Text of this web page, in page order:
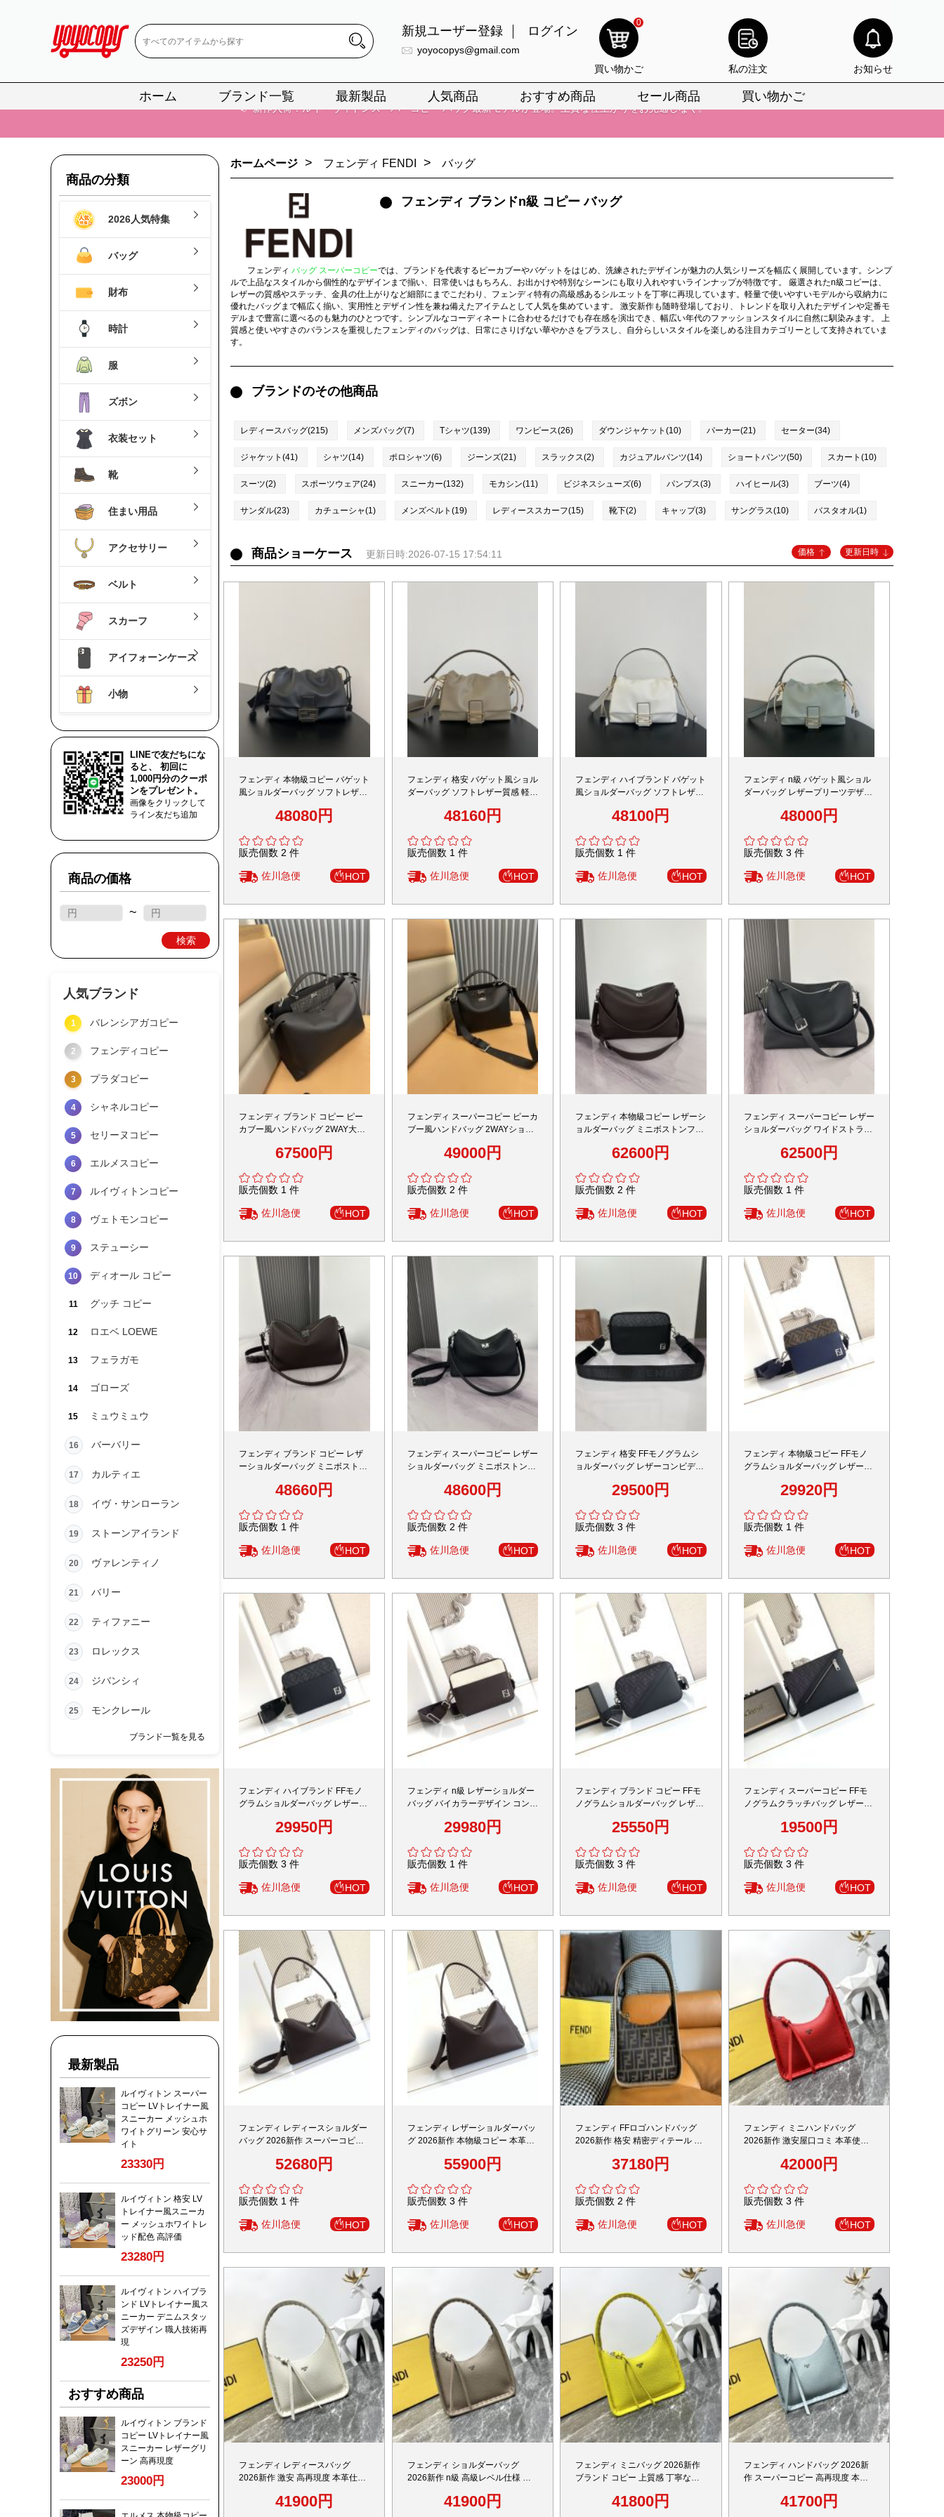
新規ユーザー登録 ログイン
yoyocopys@gmail.com
0
買い物かご 私の注文 お知らせ
ホーム ブランド一覧 最新製品 人気商品 おすすめ商品 セール商品 買い物かご
📢 新作入荷！ルイ・ヴィトンスーパーコピー バッグ最新モデルが登場。上質な仕上がりをお見逃しなく。
当店は正真正銘のn級スーパーコピーのみ取扱い。最高品質の再現度を安心してお選びいただけます。
📢 2026春の新作続々更新中！期間中のご注文でお得な割引をご利用いただけます。
📢 新作入荷！ルイ・ヴィトンスーパーコピー バッグ最新モデルが登場。上質な仕上がりをお見逃しなく。
商品の分類
2026人気特集
バッグ
財布
時計
服
ズボン
衣装セット
靴
住まい用品
アクセサリー
ベルト
スカーフ
アイフォーンケース
小物
LINEで友だちにな
ると、 初回に
1,000円分のクーポ
ンをプレゼント。
画像をクリックして
ライン友だち追加
商品の価格
~
検索
人気ブランド
1 バレンシアガコピー
2 フェンディコピー
3 プラダコピー
4 シャネルコピー
5 セリーヌコピー
6 エルメスコピー
7 ルイヴィトンコピー
8 ヴェトモンコピー
9 ステューシー
10 ディオール コピー
11 グッチ コピー
12 ロエベ LOEWE
13 フェラガモ
14 ゴローズ
15 ミュウミュウ
16 バーバリー
17 カルティエ
18 イヴ・サンローラン
19 ストーンアイランド
20 ヴァレンティノ
21 バリー
22 ティファニー
23 ロレックス
24 ジバンシィ
25 モンクレール
ブランド一覧を見る
最新製品
ルイヴィトン スーパー
コピー LVトレイナー風
スニーカー メッシュホ
ワイトグリーン 安心サ
イト
23330円
ルイヴィトン 格安 LV
トレイナー風スニーカ
ー メッシュホワイトレ
ッド配色 高評価
23280円
ルイヴィトン ハイブラ
ンド LVトレイナー風ス
ニーカー デニムスタッ
ズデザイン 職人技術再
現
23250円
おすすめ商品
ルイヴィトン ブランド
コピー LVトレイナー風
スニーカー レザーグリ
ーン 高再現度
23000円
ホームページ > フェンディ FENDI > バッグ
フェンディ ブランドn級 コピー バッグ
フェンディ バッグ スーパーコピーでは、ブランドを代表するピーカブーやバゲットをはじめ、洗練されたデザインが魅力の人気シリーズを幅広く展開しています。シンプ
ルで上品なスタイルから個性的なデザインまで揃い、日常使いはもちろん、お出かけや特別なシーンにも取り入れやすいラインナップが特徴です。 厳選されたn級コピーは、
レザーの質感やステッチ、金具の仕上がりなど細部にまでこだわり、フェンディ特有の高級感あるシルエットを丁寧に再現しています。軽量で使いやすいモデルから収納力に
優れたバッグまで幅広く揃い、実用性とデザイン性を兼ね備えたアイテムとして人気を集めています。 激安新作も随時登場しており、トレンドを取り入れたデザインや定番モ
デルまで豊富に選べるのも魅力のひとつです。シンプルなコーディネートに合わせるだけでも存在感を演出でき、幅広い年代のファッションスタイルに自然に馴染みます。 上
質感と使いやすさのバランスを重視したフェンディのバッグは、日常にさりげない華やかさをプラスし、自分らしいスタイルを楽しめる注目カテゴリーとして支持されていま
す。
ブランドのその他商品
レディースバッグ(215) メンズバッグ(7) Tシャツ(139) ワンピース(26) ダウンジャケット(10) パーカー(21) セーター(34)
ジャケット(41) シャツ(14) ポロシャツ(6) ジーンズ(21) スラックス(2) カジュアルパンツ(14) ショートパンツ(50) スカート(10)
スーツ(2) スポーツウェア(24) スニーカー(132) モカシン(11) ビジネスシューズ(6) パンプス(3) ハイヒール(3) ブーツ(4)
サンダル(23) カチューシャ(1) メンズベルト(19) レディーススカーフ(15) 靴下(2) キャップ(3) サングラス(10) バスタオル(1)
商品ショーケース 更新日時:2026-07-15 17:54:11 価格 更新日時
フェンディ 本物級コピー バゲット
風ショルダーバッグ ソフトレザー
48080円
販売個数 2 件
佐川急便 HOT
フェンディ 格安 バゲット風ショル
ダーバッグ ソフトレザー質感 軽量
48160円
販売個数 1 件
佐川急便 HOT
フェンディ ハイブランド バゲット
風ショルダーバッグ ソフトレザー
48100円
販売個数 1 件
佐川急便 HOT
フェンディ n級 バゲット風ショル
ダーバッグ レザープリーツデザイ
48000円
販売個数 3 件
佐川急便 HOT
フェンディ ブランド コピー ピー
カブー風ハンドバッグ 2WAY大容
67500円
販売個数 1 件
佐川急便 HOT
フェンディ スーパーコピー ピーカ
ブー風ハンドバッグ 2WAYショル
49000円
販売個数 2 件
佐川急便 HOT
フェンディ 本物級コピー レザーシ
ョルダーバッグ ミニボストンフォ
62600円
販売個数 2 件
佐川急便 HOT
フェンディ スーパーコピー レザー
ショルダーバッグ ワイドストラッ
62500円
販売個数 1 件
佐川急便 HOT
フェンディ ブランド コピー レザ
ーショルダーバッグ ミニボストン
48660円
販売個数 1 件
佐川急便 HOT
フェンディ スーパーコピー レザー
ショルダーバッグ ミニボストンデ
48600円
販売個数 2 件
佐川急便 HOT
フェンディ 格安 FFモノグラムシ
ョルダーバッグ レザーコンビデザ
29500円
販売個数 3 件
佐川急便 HOT
フェンディ 本物級コピー FFモノ
グラムショルダーバッグ レザー切
29920円
販売個数 1 件
佐川急便 HOT
フェンディ ハイブランド FFモノ
グラムショルダーバッグ レザーコ
29950円
販売個数 3 件
佐川急便 HOT
フェンディ n級 レザーショルダー
バッグ バイカラーデザイン コンパ
29980円
販売個数 1 件
佐川急便 HOT
フェンディ ブランド コピー FFモ
ノグラムショルダーバッグ レザー
25550円
販売個数 3 件
佐川急便 HOT
フェンディ スーパーコピー FFモ
ノグラムクラッチバッグ レザージ
19500円
販売個数 3 件
佐川急便 HOT
フェンディ レディースショルダー
バッグ 2026新作 スーパーコピー
縫製 品質管理徹底 リピーター多数
52680円
販売個数 1 件
佐川急便 HOT
フェンディ レザーショルダーバッ
グ 2026新作 本物級コピー 本革使
職人技術再現 安心サイト 発送保証
55900円
販売個数 3 件
佐川急便 HOT
フェンディ FFロゴハンドバッグ
2026新作 格安 精密ディテール 高
げ 安心の日本倉庫 追跡可能発送
37180円
販売個数 2 件
佐川急便 HOT
フェンディ ミニハンドバッグ
2026新作 激安屋口コミ 本革使用
ディテール 安心サイト 発送保証
42000円
販売個数 3 件
佐川急便 HOT
フェンディ レディースバッグ
2026新作 激安 高再現度 本革仕様
追跡可能発送 安全取引 レビュー高
41900円
フェンディ ショルダーバッグ
2026新作 n級 高級レベル仕様 本
現 品質管理徹底 リピーター多数
41900円
フェンディ ミニバッグ 2026新作
ブランド コピー 上質感 丁寧な縫
の日本倉庫 秘密厳守配送 数量限定
41800円
フェンディ ハンドバッグ 2026新
作 スーパーコピー 高再現度 本革
実店舗運営 安心サイト 追跡可能発
41700円